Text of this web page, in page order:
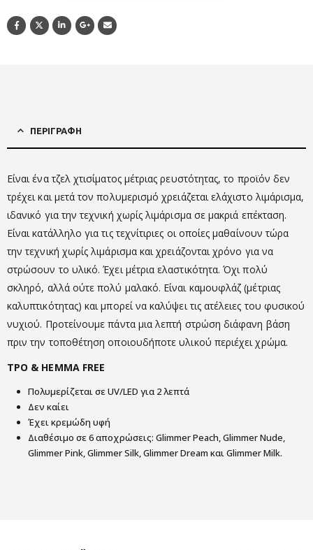
ΠΕΡΙΓΡΑΦΉ
Είναι ένα τζελ χτισίματος μέτριας ρευστότητας, το προϊόν δεν
τρέχει και μετά τον πολυμερισμό χρειάζεται ελάχιστο λιμάρισμα,
ιδανικό για την τεχνική χωρίς λιμάρισμα σε μακριά επέκταση.
Είναι κατάλληλο για τις τεχνίτιριες οι οποίες μαθαίνουν τώρα
την τεχνική χωρίς λιμάρισμα και χρειάζονται χρόνο για να
στρώσουν το υλικό. Έχει μέτρια ελαστικότητα. Όχι πολύ
σκληρό, αλλά ούτε πολύ μαλακό. Είναι καμουφλάζ (μέτριας
καλυπτικότητας) και μπορεί να καλύψει τις ατέλειες του φυσικού
νυχιού. Προτείνουμε πάντα μια λεπτή στρώση διάφανη βάση
πριν την τοποθέτηση οποιουδήποτε υλικού περιέχει χρώμα.
TPO & HEMMA FREE
Πολυμερίζεται σε UV/LED για 2 λεπτά
Δεν καίει
Έχει κρεμώδη υφή
Διαθέσιμο σε 6 αποχρώσεις: Glimmer Peach, Glimmer Nude,
Glimmer Pink, Glimmer Silk, Glimmer Dream και Glimmer Milk.